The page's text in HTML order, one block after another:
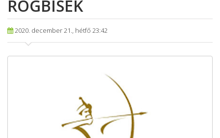
RÖGBISEK
2020. december 21., hétfő 23:42